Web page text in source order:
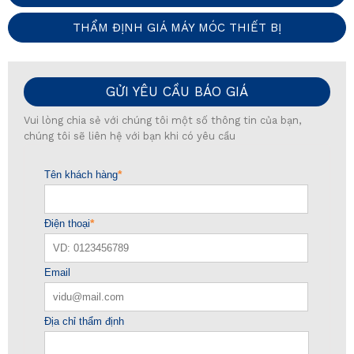
THẨM ĐỊNH GIÁ MÁY MÓC THIẾT BỊ
GỬI YÊU CẦU BÁO GIÁ
Vui lòng chia sẻ với chúng tôi một số thông tin của bạn,
chúng tôi sẽ liên hệ với bạn khi có yêu cầu